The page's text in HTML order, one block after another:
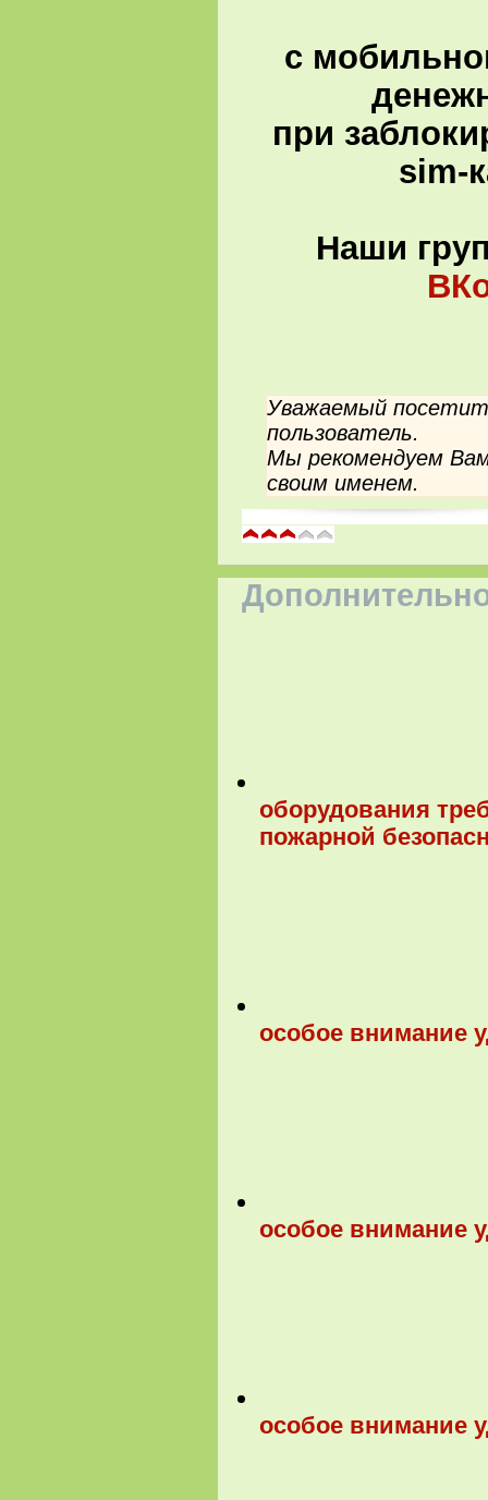
с
при
sim-
Наши
Уважаемый
пользователь.
Мы рекомендуем
своим именем.
оборудования
пожарной
особое внимание
особое внимание
особое внимание